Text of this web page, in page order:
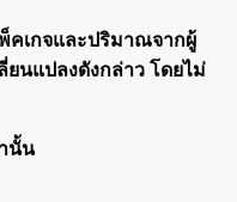
คเกจและปริมาณจากผู้
นแปลงดังกล่าว โดยไม่
นั้น